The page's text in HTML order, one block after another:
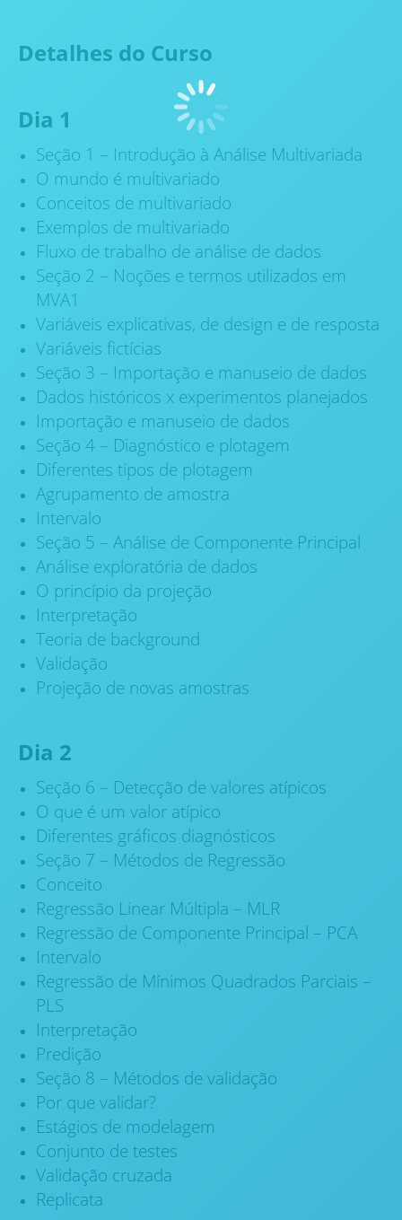
Detalhes do Curso
Dia 1
Seção 1 – Introdução à Análise Multivariada
O mundo é multivariado
Conceitos de multivariado
Exemplos de multivariado
Fluxo de trabalho de análise de dados
Seção 2 – Noções e termos utilizados em
MVA1
Variáveis explicativas, de design e de resposta
Variáveis fictícias
Seção 3 – Importação e manuseio de dados
Dados históricos x experimentos planejados
Importação e manuseio de dados
Seção 4 – Diagnóstico e plotagem
Diferentes tipos de plotagem
Agrupamento de amostra
Intervalo
Seção 5 – Análise de Componente Principal
Análise exploratória de dados
O princípio da projeção
Interpretação
Teoria de background
Validação
Projeção de novas amostras
Dia 2
Seção 6 – Detecção de valores atípicos
O que é um valor atípico
Diferentes gráficos diagnósticos
Seção 7 – Métodos de Regressão
Conceito
Regressão Linear Múltipla – MLR
Regressão de Componente Principal – PCA
Intervalo
Regressão de Mínimos Quadrados Parciais –
PLS
Interpretação
Predição
Seção 8 – Métodos de validação
Por que validar?
Estágios de modelagem
Conjunto de testes
Validação cruzada
Replicata